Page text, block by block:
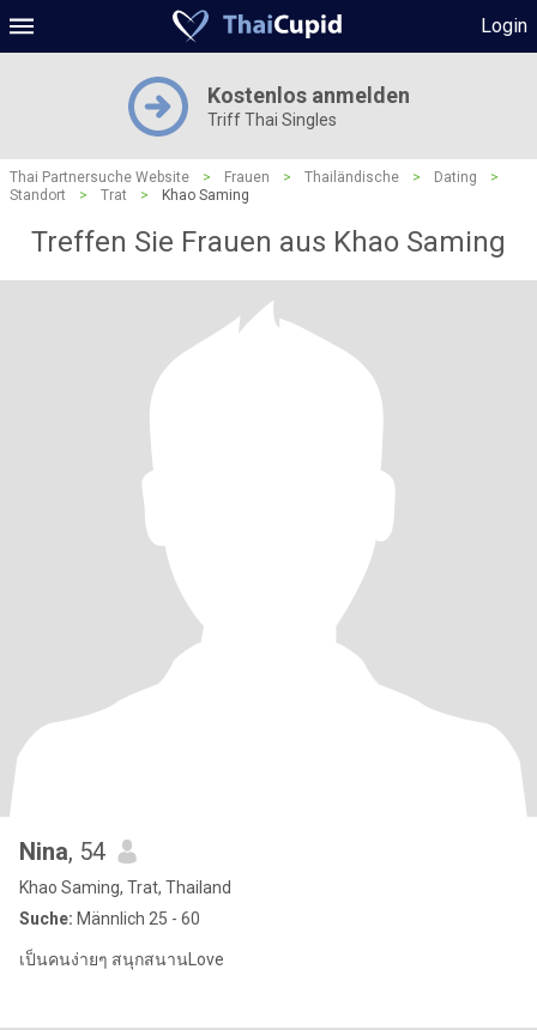
Login
Kostenlos anmelden
Triff Thai Singles
Thai Partnersuche Website > Frauen > Thailändische > Dating
>
Standort
> Trat > Khao Saming
Treffen Sie Frauen aus Khao Saming
Nina, 54
Khao Saming, Trat, Thailand
Suche: Männlich 25 - 60
เป็นคนง่ายๆ สนุกสนานLove